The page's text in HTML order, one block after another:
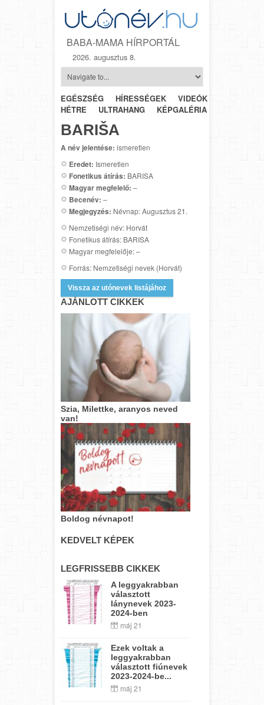
BABA-MAMA HÍRPORTÁL
2026. augusztus 8.
EGÉSZSÉG HÍRESSÉGEK VIDEÓK
HÉTRŐL-
HÉTRE
ULTRAHANG KÉPGALÉRIA
BARIŠA
A név jelentése: ismeretlen
Eredet: Ismeretlen
Fonetikus átírás: BARISA
Magyar megfelelő: –
Becenév: –
Megjegyzés: Névnap: Augusztus 21.
Nemzetiségi név: Horvát
Fonetikus átírás: BARISA
Magyar megfelelője: –
Forrás: Nemzetiségi nevek (Horvát)
Vissza az utónevek listájához
AJÁNLOTT CIKKEK
Szia, Milettke, aranyos neved
van!
Boldog névnapot!
KEDVELT KÉPEK
LEGFRISSEBB CIKKEK
A leggyakrabban
választott
lánynevek 2023-
2024-ben
máj 21
Ezek voltak a
leggyakrabban
választott fiúnevek
2023-2024-be...
máj 21